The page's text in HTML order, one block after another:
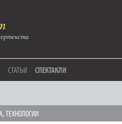
СТАТЬИ СПЕКТАКЛИ
,ТЕХНОЛОГИИ